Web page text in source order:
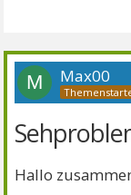
M Max00
Hallo